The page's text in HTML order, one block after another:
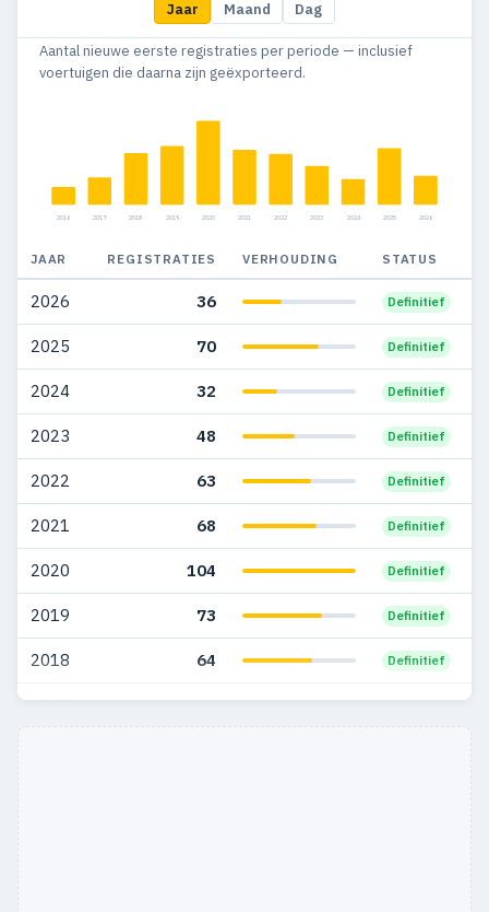
40
2014 30
31
2011
2009 3 3
2008 15 15
2007 12 12
Jaar Maand Dag
Aantal nieuwe eerste registraties per periode — inclusief
voertuigen die daarna zijn geëxporteerd.
2016 2017 2018 2019 2020 2021 2022 2023 2024 2025 2026
JAAR REGISTRATIES VERHOUDING STATUS
2026 36 Definitief
2025 70 Definitief
2024 32 Definitief
2023 48 Definitief
2022 63 Definitief
2021 68 Definitief
2020 104 Definitief
2019 73 Definitief
2018 64 Definitief
2017 34